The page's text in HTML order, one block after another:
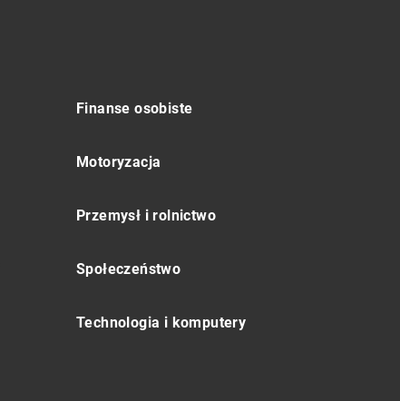
Finanse osobiste
Motoryzacja
Przemysł i rolnictwo
Społeczeństwo
Technologia i komputery